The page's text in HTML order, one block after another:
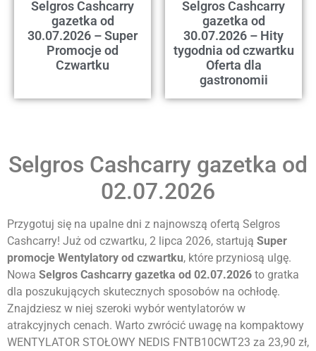
Selgros Cashcarry
gazetka od
30.07.2026 – Super
Promocje od
Czwartku
Selgros Cashcarry
gazetka od
30.07.2026 – Hity
tygodnia od czwartku
Oferta dla
gastronomii
Selgros Cashcarry gazetka od
02.07.2026
Przygotuj się na upalne dni z najnowszą ofertą Selgros
Cashcarry! Już od czwartku, 2 lipca 2026, startują Super
promocje Wentylatory od czwartku, które przyniosą ulgę.
Nowa Selgros Cashcarry gazetka od 02.07.2026 to gratka
dla poszukujących skutecznych sposobów na ochłodę.
Znajdziesz w niej szeroki wybór wentylatorów w
atrakcyjnych cenach. Warto zwrócić uwagę na kompaktowy
WENTYLATOR STOŁOWY NEDIS FNTB10CWT23 za 23,90 zł,